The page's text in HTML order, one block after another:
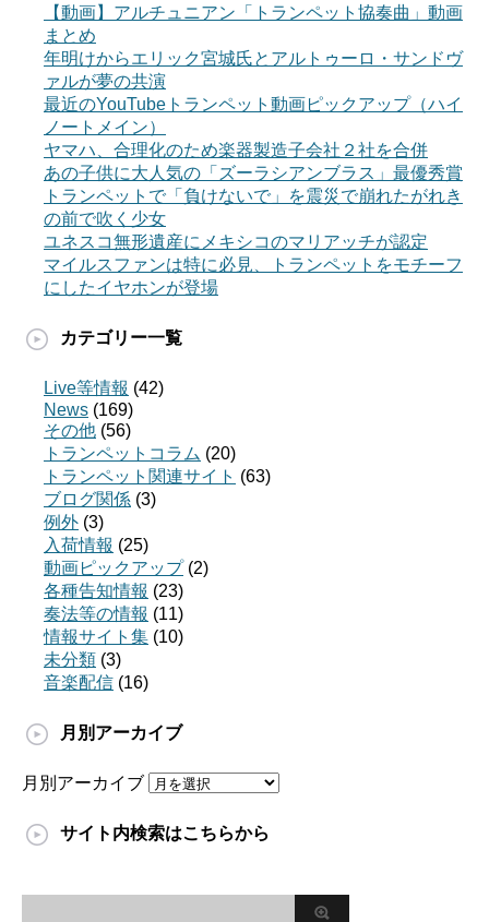
【動画】アルチュニアン「トランペット協奏曲」動画
まとめ
年明けからエリック宮城氏とアルトゥーロ・サンドヴ
ァルが夢の共演
最近のYouTubeトランペット動画ピックアップ（ハイ
ノートメイン）
ヤマハ、合理化のため楽器製造子会社２社を合併
あの子供に大人気の「ズーラシアンブラス」最優秀賞
トランペットで「負けないで」を震災で崩れたがれき
の前で吹く少女
ユネスコ無形遺産にメキシコのマリアッチが認定
マイルスファンは特に必見、トランペットをモチーフ
にしたイヤホンが登場
カテゴリー一覧
Live等情報 (42)
News (169)
その他 (56)
トランペットコラム (20)
トランペット関連サイト (63)
ブログ関係 (3)
例外 (3)
入荷情報 (25)
動画ピックアップ(2)
各種告知情報 (23)
奏法等の情報 (11)
情報サイト集 (10)
未分類 (3)
音楽配信 (16)
月別アーカイブ
月別アーカイブ
サイト内検索はこちらから